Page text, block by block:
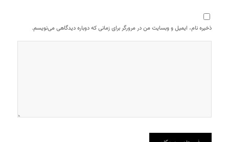
ذخیره نام، ایمیل و وبسایت من در مرورگر برای زمانی که دوباره دیدگاهی می‌نویسم.